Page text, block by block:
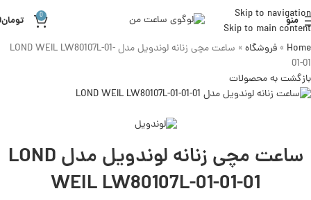
Skip to navigation
Skip to main content
منو 0 تومان
Home
» فروشگاه »
ساعت مچی زنانه لوندویل مدل LOND WEIL LW80107L-01-
01-01
بازگشت به محصولات
حراج
ساعت مچی زنانه لوندویل مدل LOND
WEIL LW80107L-01-01-01